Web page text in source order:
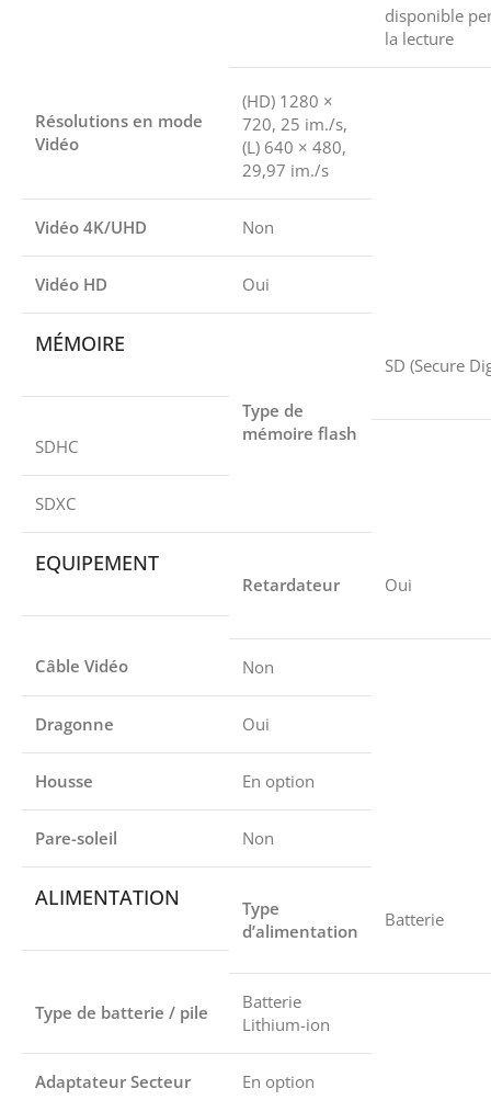
disponible
la lecture
Résolutions en mode
Vidéo
(HD) 1280 ×
720, 25 im./s,
(L) 640 × 480,
29,97 im./s
Vidéo 4K/UHD Non
Vidéo HD Oui
MÉMOIRE
Type de
mémoire flash
SD (Secure
SDHC
SDXC
EQUIPEMENT
Retardateur Oui
Câble Vidéo Non
Dragonne Oui
Housse En option
Pare-soleil Non
ALIMENTATION
Type
d’alimentation
Batterie
Type de batterie / pile
Batterie
Lithium-ion
Adaptateur Secteur En option